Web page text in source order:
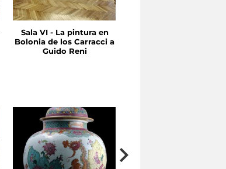
Sala VI - La pintura en
Bolonia de los Carracci a
Guido Reni